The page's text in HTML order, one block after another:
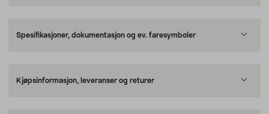
Spesifikasjoner, dokumentasjon og ev. faresymboler
Kjøpsinformasjon, leveranser og returer